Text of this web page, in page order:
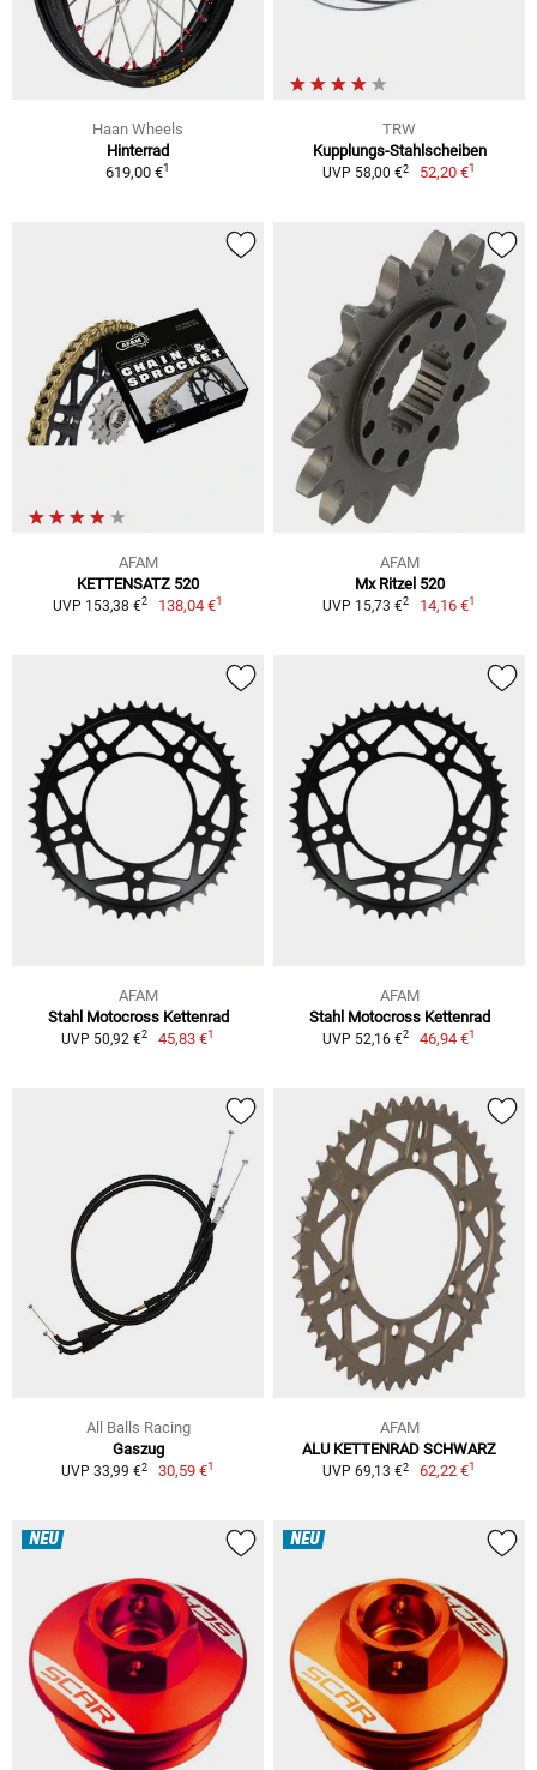
Haan Wheels
Hinterrad
619,00 €1
TRW
Kupplungs-Stahlscheiben
UVP 58,00 €2 52,20 €1
AFAM
KETTENSATZ 520
UVP 153,38 €2 138,04 €1
AFAM
Mx Ritzel 520
UVP 15,73 €2 14,16 €1
AFAM
Stahl Motocross Kettenrad
UVP 50,92 €2 45,83 €1
AFAM
Stahl Motocross Kettenrad
UVP 52,16 €2 46,94 €1
All Balls Racing
Gaszug
UVP 33,99 €2 30,59 €1
AFAM
ALU KETTENRAD SCHWARZ
UVP 69,13 €2 62,22 €1
NEU NEU